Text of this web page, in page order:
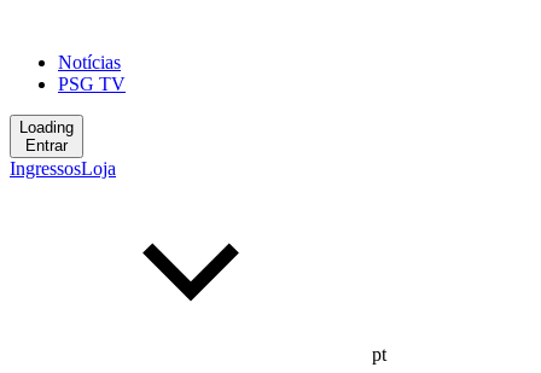
Notícias
PSG TV
Loading
Entrar
IngressosLoja
pt